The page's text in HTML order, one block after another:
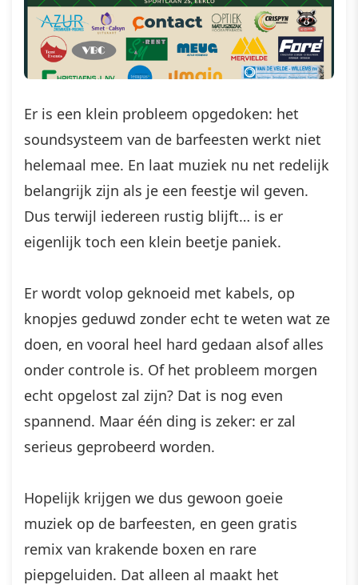
Er is een klein probleem opgedoken: het
soundsysteem van de barfeesten werkt niet
helemaal mee. En laat muziek nu net redelijk
belangrijk zijn als je een feestje wil geven.
Dus terwijl iedereen rustig blijft… is er
eigenlijk toch een klein beetje paniek.
Er wordt volop geknoeid met kabels, op
knopjes geduwd zonder echt te weten wat ze
doen, en vooral heel hard gedaan alsof alles
onder controle is. Of het probleem morgen
echt opgelost zal zijn? Dat is nog even
spannend. Maar één ding is zeker: er zal
serieus geprobeerd worden.
Hopelijk krijgen we dus gewoon goeie
muziek op de barfeesten, en geen gratis
remix van krakende boxen en rare
piepgeluiden. Dat alleen al maakt het